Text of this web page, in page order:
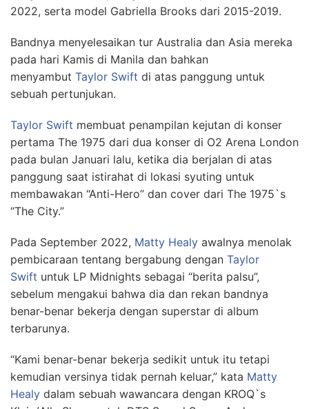
2022, serta model Gabriella Brooks dari 2015-2019.
Bandnya menyelesaikan tur Australia dan Asia mereka
pada hari Kamis di Manila dan bahkan
menyambut Taylor Swift di atas panggung untuk
sebuah pertunjukan.
Taylor Swift membuat penampilan kejutan di konser
pertama The 1975 dari dua konser di O2 Arena London
pada bulan Januari lalu, ketika dia berjalan di atas
panggung saat istirahat di lokasi syuting untuk
membawakan “Anti-Hero” dan cover dari The 1975`s
“The City.”
Pada September 2022, Matty Healy awalnya menolak
pembicaraan tentang bergabung dengan Taylor
Swift untuk LP Midnights sebagai “berita palsu”,
sebelum mengakui bahwa dia dan rekan bandnya
benar-benar bekerja dengan superstar di album
terbarunya.
“Kami benar-benar bekerja sedikit untuk itu tetapi
kemudian versinya tidak pernah keluar,” kata Matty
Healy dalam sebuah wawancara dengan KROQ`s